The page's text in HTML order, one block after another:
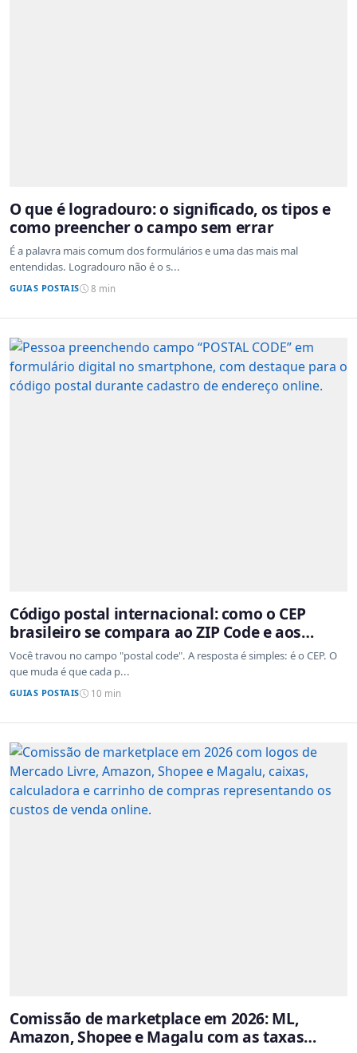
O que é logradouro: o significado, os tipos e
como preencher o campo sem errar
É a palavra mais comum dos formulários e uma das mais mal
entendidas. Logradouro não é o s...
GUIAS POSTAIS 8 min
Código postal internacional: como o CEP
brasileiro se compara ao ZIP Code e aos
sistemas de outros países
Você travou no campo "postal code". A resposta é simples: é o CEP. O
que muda é que cada p...
GUIAS POSTAIS 10 min
Comissão de marketplace em 2026: ML,
Amazon, Shopee e Magalu com as taxas